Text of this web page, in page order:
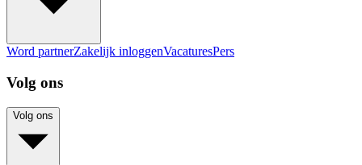
Word partnerZakelijk inloggenVacaturesPers
Volg ons
Volg ons